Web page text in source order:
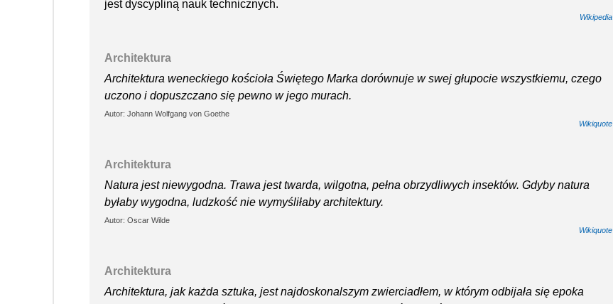
jest dyscypliną nauk technicznych.
Wikipedia
Architektura
Architektura weneckiego kościoła Świętego Marka dorównuje w swej głupocie wszystkiemu, czego
uczono i dopuszczano się pewno w jego murach.
Autor: Johann Wolfgang von Goethe
Wikiquote
Architektura
Natura jest niewygodna. Trawa jest twarda, wilgotna, pełna obrzydliwych insektów. Gdyby natura
byłaby wygodna, ludzkość nie wymyśliłaby architektury.
Autor: Oscar Wilde
Wikiquote
Architektura
Architektura, jak każda sztuka, jest najdoskonalszym zwierciadłem, w którym odbijała się epoka